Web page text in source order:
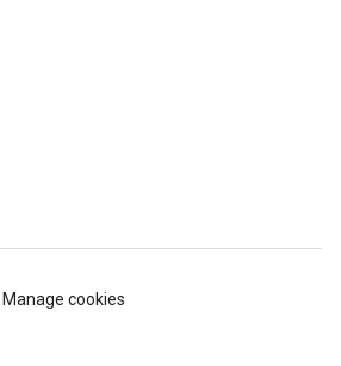
Manage cookies